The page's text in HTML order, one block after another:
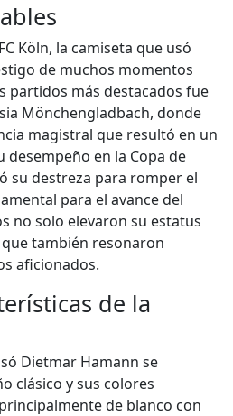
Köln, la camiseta que usó
de muchos momentos
partidos más destacados fue
Mönchengladbach, donde
magistral que resultó en un
desempeño en la Copa de
su destreza para romper el
para el avance del
no solo elevaron su estatus
también resonaron
aficionados.
de la
Dietmar Hamann se
clásico y sus colores
de blanco con